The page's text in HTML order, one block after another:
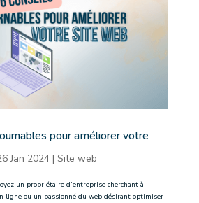
pour améliorer votre
Jan 2024| Site web
un propriétaire d’entreprise cherchant à
ligne ou un passionné du web désirant optimiser